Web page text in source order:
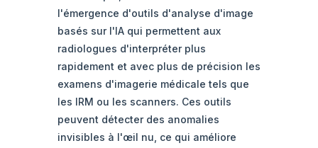
l'émergence d'outils d'analyse d'image
basés sur l'IA qui permettent aux
radiologues d'interpréter plus
rapidement et avec plus de précision les
examens d'imagerie médicale tels que
les IRM ou les scanners. Ces outils
peuvent détecter des anomalies
invisibles à l'œil nu, ce qui améliore